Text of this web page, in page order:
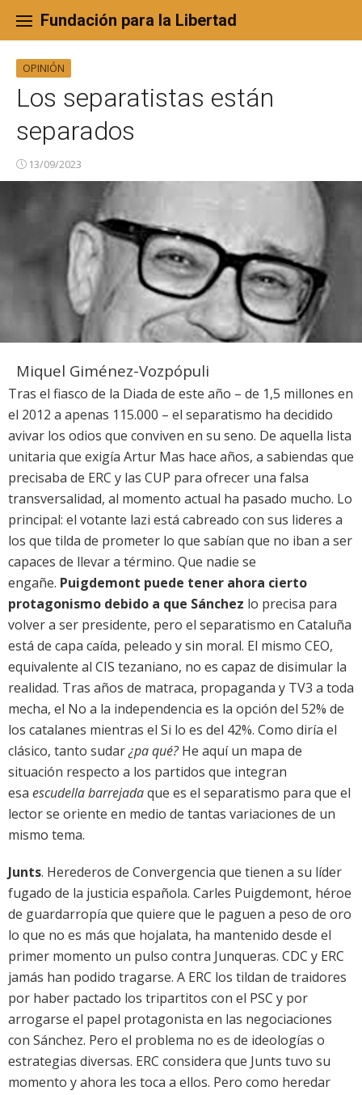
content
Fundación para la Libertad
OPINIÓN
Los separatistas están
separados
13/09/2023
Miquel Giménez-Vozpópuli
Tras el fiasco de la Diada de este año – de 1,5 millones en
el 2012 a apenas 115.000 – el separatismo ha decidido
avivar los odios que conviven en su seno. De aquella lista
unitaria que exigía Artur Mas hace años, a sabiendas que
precisaba de ERC y las CUP para ofrecer una falsa
transversalidad, al momento actual ha pasado mucho. Lo
principal: el votante lazi está cabreado con sus lideres a
los que tilda de prometer lo que sabían que no iban a ser
capaces de llevar a término. Que nadie se
engañe. Puigdemont puede tener ahora cierto
protagonismo debido a que Sánchez lo precisa para
volver a ser presidente, pero el separatismo en Cataluña
está de capa caída, peleado y sin moral. El mismo CEO,
equivalente al CIS tezaniano, no es capaz de disimular la
realidad. Tras años de matraca, propaganda y TV3 a toda
mecha, el No a la independencia es la opción del 52% de
los catalanes mientras el Si lo es del 42%. Como diría el
clásico, tanto sudar¿pa qué?He aquí un mapa de
situación respecto a los partidos que integran
esa escudella barrejadaque es el separatismo para que el
lector se oriente en medio de tantas variaciones de un
mismo tema.
Junts. Herederos de Convergencia que tienen a su líder
fugado de la justicia española. Carles Puigdemont, héroe
de guardarropía que quiere que le paguen a peso de oro
lo que no es más que hojalata, ha mantenido desde el
primer momento un pulso contra Junqueras. CDC y ERC
jamás han podido tragarse. A ERC los tildan de traidores
por haber pactado los tripartitos con el PSC y por
arrogarse el papel protagonista en las negociaciones
con Sánchez. Pero el problema no es de ideologías o
estrategias diversas. ERC considera que Junts tuvo su
momento y ahora les toca a ellos. Pero como heredar